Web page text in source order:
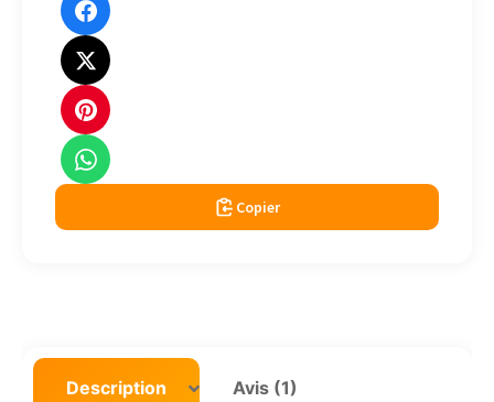
Copier
Description Avis (1)